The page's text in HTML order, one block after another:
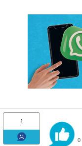
1
0